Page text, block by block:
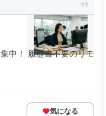
中！ 履歴書不要のリモ
気になる